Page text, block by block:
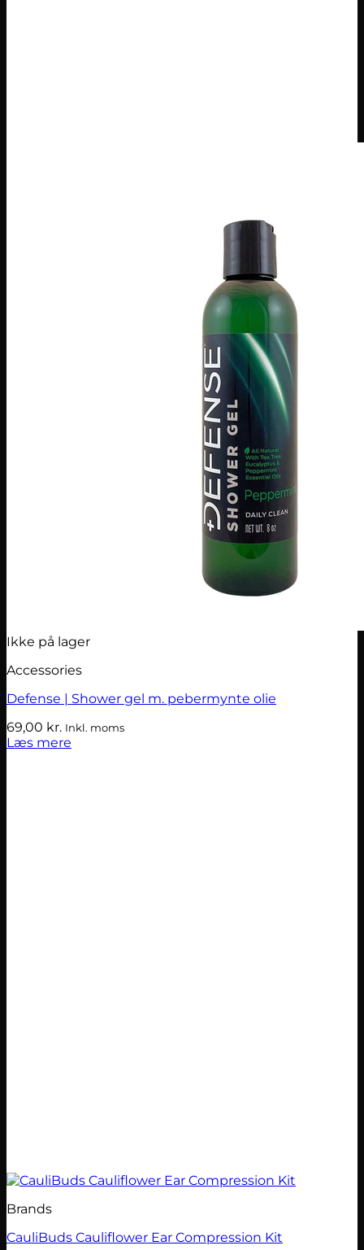
Ikke på lager
Accessories
Defense | Shower gel m. pebermynte olie
69,00 kr. Inkl. moms
Læs mere
Brands
CauliBuds Cauliflower Ear Compression Kit